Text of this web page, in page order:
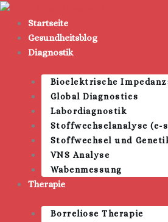
Zum
Inhalt
springen
Startseite
Gesundheitsblog
Diagnostik
Bioelektrische
Global Diagnostics
Labordiagnostik
Stoffwechselanalyse (e-
Stoffwechsel und
VNS Analyse
Wabenmessung
Therapie
Borreliose Therapie